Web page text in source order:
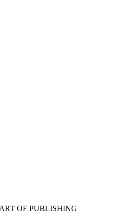
OF PUBLISHING